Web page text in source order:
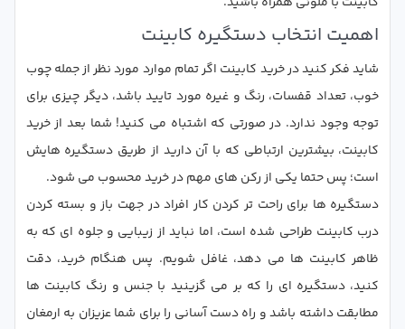
اهمیت انتخاب دستگیره کابینت
شاید فکر کنید در خرید کابینت اگر تمام موارد مورد نظر از جمله چوب
خوب، تعداد قفسات، رنگ و غیره مورد تایید باشد، دیگر چیزی برای
توجه وجود ندارد. در صورتی که اشتباه می کنید! شما بعد از خرید
کابینت، بیشترین ارتباطی که با آن دارید از طریق دستگیره هایش
است؛ پس حتما یکی از رکن های مهم در خرید محسوب می شود.
دستگیره ها برای راحت تر کردن کار افراد در جهت باز و بسته کردن
درب کابینت طراحی شده است، اما نباید از زیبایی و جلوه ای که به
ظاهر کابینت ها می دهد، غافل شویم. پس هنگام خرید، دقت
کنید، دستگیره ای را که بر می گزینید با جنس و رنگ کابینت ها
مطابقت داشته باشد و راه دست آسانی را برای شما عزیزان به ارمغان